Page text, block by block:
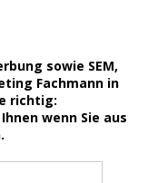
sowie SEM,
Fachmann in
richtig:
wenn Sie aus